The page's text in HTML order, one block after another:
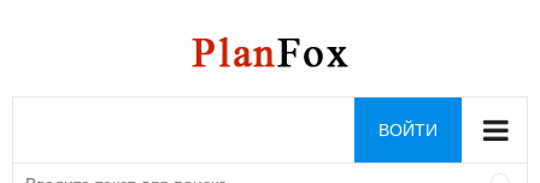
ВОЙТИ